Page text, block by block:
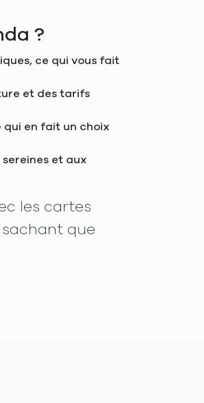
?
ce qui vous fait
et des tarifs
qui en fait un choix
et aux
les cartes
sachant que